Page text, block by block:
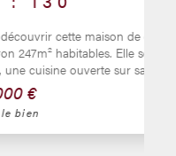
de caractère
se compose d'une
salle à...